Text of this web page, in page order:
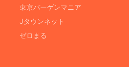
東京バーゲンマニア
Jタウンネット
ゼロまる